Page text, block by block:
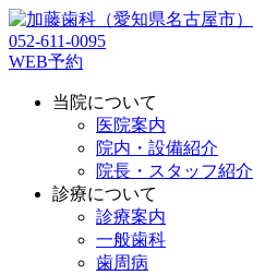
052-611-0095
WEB予約
当院について
医院案内
院内・設備紹介
院長・スタッフ紹介
診療について
診療案内
一般歯科
歯周病